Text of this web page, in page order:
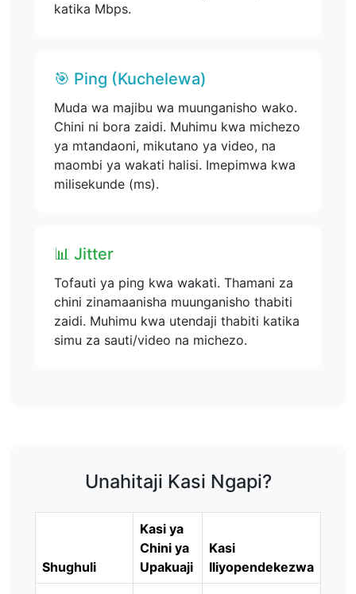
katika Mbps.
🎯 Ping (Kuchelewa)
Muda wa majibu wa muunganisho wako.
Chini ni bora zaidi. Muhimu kwa michezo
ya mtandaoni, mikutano ya video, na
maombi ya wakati halisi. Imepimwa kwa
milisekunde (ms).
📊 Jitter
Tofauti ya ping kwa wakati. Thamani za
chini zinamaanisha muunganisho thabiti
zaidi. Muhimu kwa utendaji thabiti katika
simu za sauti/video na michezo.
Unahitaji Kasi Ngapi?
Shughuli
Kasi ya
Chini ya
Upakuaji
Kasi
Iliyopendekezwa